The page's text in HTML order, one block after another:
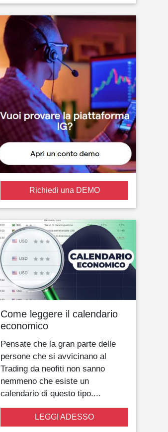
Richiedi una DEMO
Come leggere il calendario
economico
Pensate che la gran parte delle
persone che si avvicinano al
Trading da neofiti non sanno
nemmeno che esiste un
calendario di questo tipo....
LEGGI ADESSO